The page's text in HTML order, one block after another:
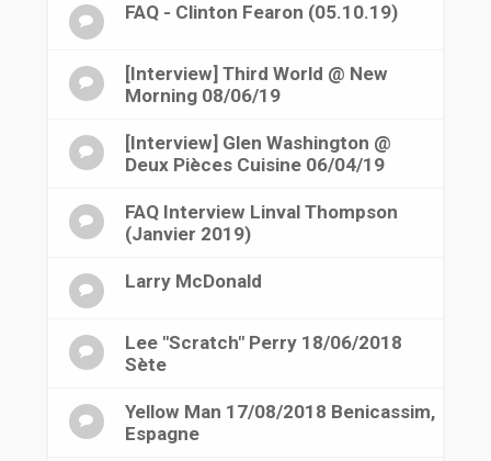
FAQ - Clinton Fearon (05.10.19)
[Interview] Third World @ New
Morning 08/06/19
[Interview] Glen Washington @
Deux Pièces Cuisine 06/04/19
FAQ Interview Linval Thompson
(Janvier 2019)
Larry McDonald
Lee "Scratch" Perry 18/06/2018
Sète
Yellow Man 17/08/2018 Benicassim,
Espagne